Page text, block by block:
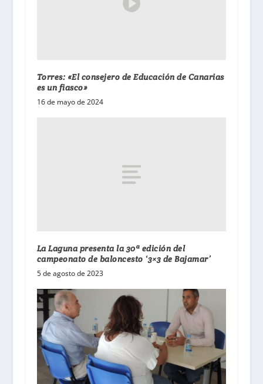
Torres: «El consejero de Educación de Canarias
es un fiasco»
16 de mayo de 2024
La Laguna presenta la 30ª edición del
campeonato de baloncesto ‘3×3 de Bajamar’
5 de agosto de 2023